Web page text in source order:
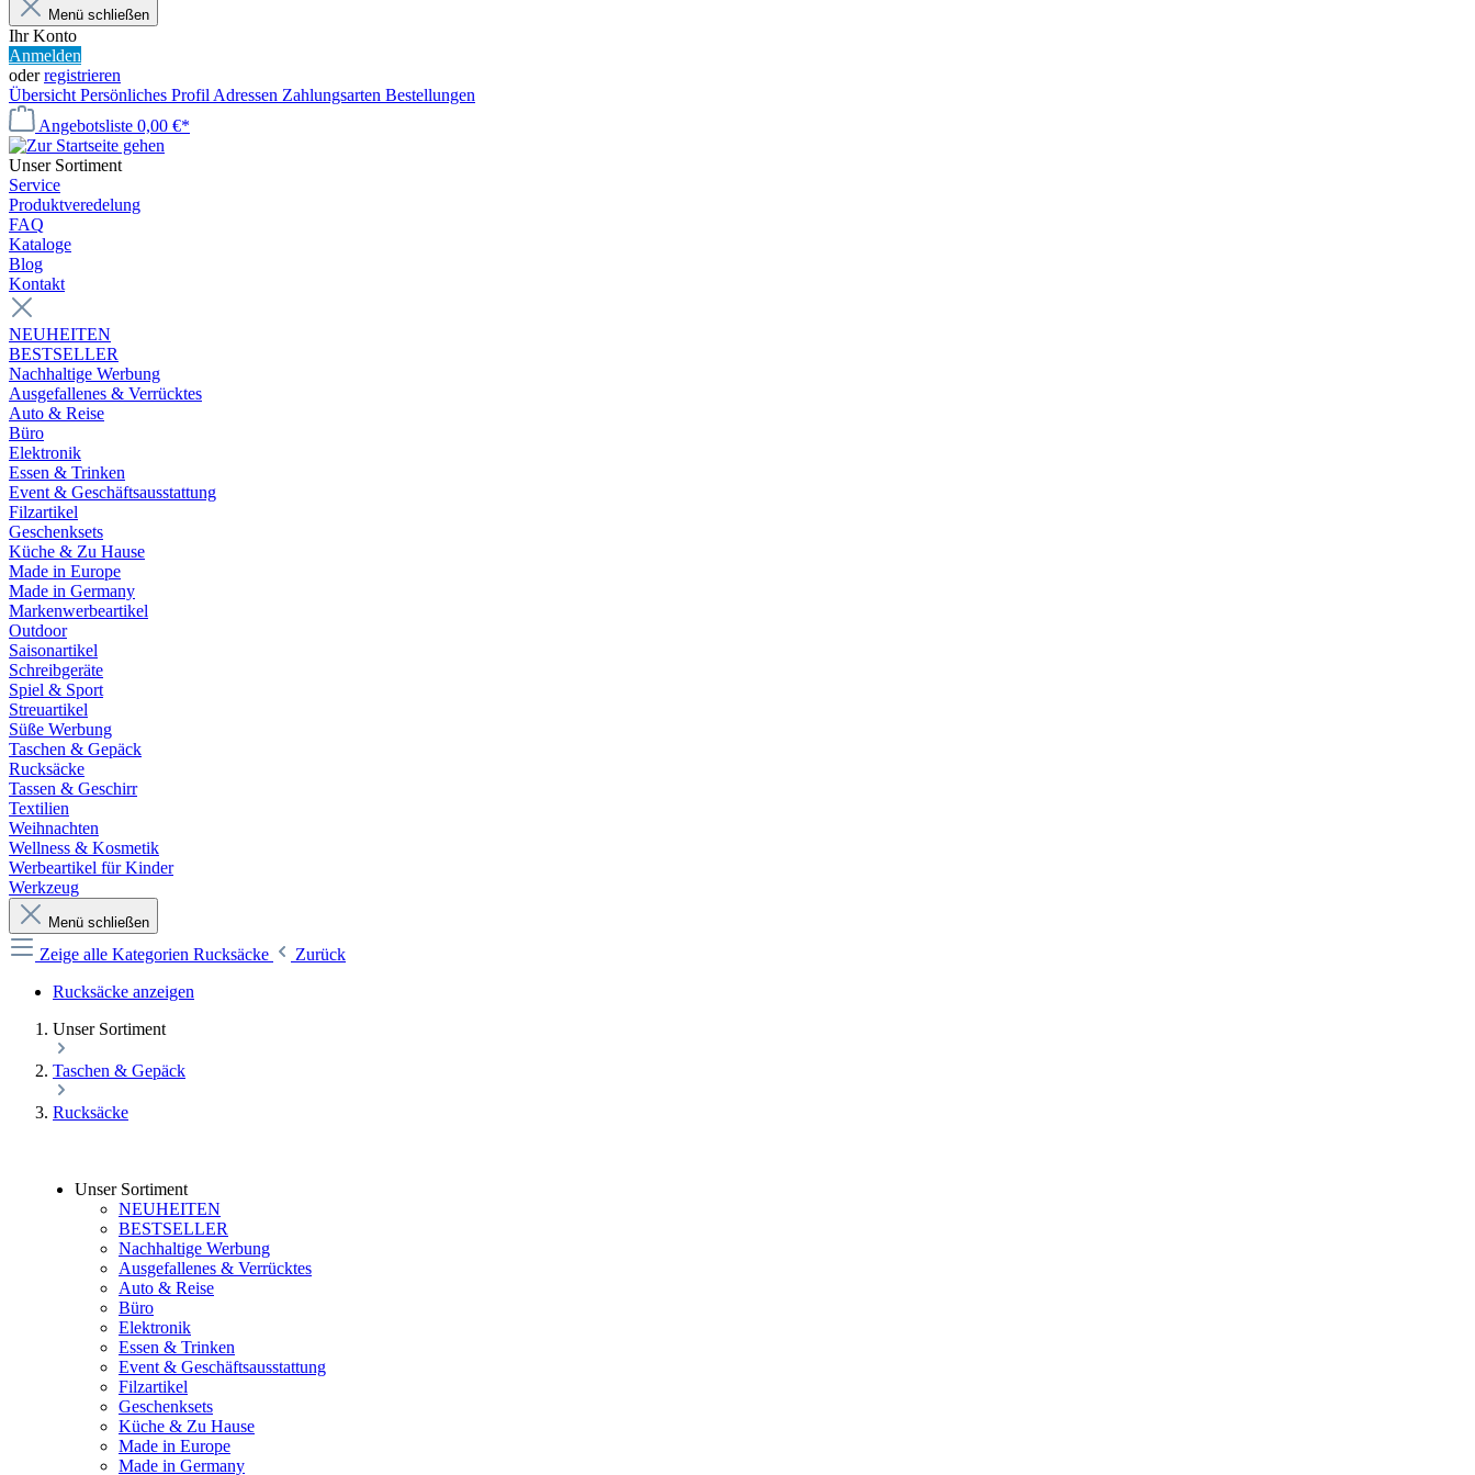
Menü schließen
Ihr Konto
Anmelden
oderregistrieren
Übersicht Persönliches Profil Adressen Zahlungsarten Bestellungen
Angebotsliste 0,00 €*
Unser Sortiment
Service
Produktveredelung
FAQ
Kataloge
Blog
Kontakt
NEUHEITEN
BESTSELLER
Nachhaltige Werbung
Ausgefallenes & Verrücktes
Auto & Reise
Büro
Elektronik
Essen & Trinken
Event & Geschäftsausstattung
Filzartikel
Geschenksets
Küche & Zu Hause
Made in Europe
Made in Germany
Markenwerbeartikel
Outdoor
Saisonartikel
Schreibgeräte
Spiel & Sport
Streuartikel
Süße Werbung
Taschen & Gepäck
Rucksäcke
Tassen & Geschirr
Textilien
Weihnachten
Wellness & Kosmetik
Werbeartikel für Kinder
Werkzeug
Menü schließen
Zeige alle Kategorien Rucksäcke
Zurück
Rucksäcke anzeigen
Unser Sortiment
Taschen & Gepäck
Rucksäcke
Unser Sortiment
NEUHEITEN
BESTSELLER
Nachhaltige Werbung
Ausgefallenes & Verrücktes
Auto & Reise
Büro
Elektronik
Essen & Trinken
Event & Geschäftsausstattung
Filzartikel
Geschenksets
Küche & Zu Hause
Made in Europe
Made in Germany